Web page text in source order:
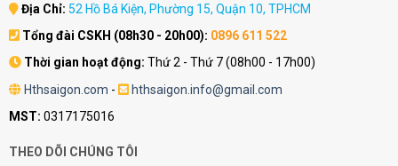
Địa Chỉ: 52 Hồ Bá Kiện, Phường 15, Quận 10, TPHCM
Tổng đài CSKH (08h30 - 20h00): 0896 611 522
Thời gian hoạt động: Thứ 2 - Thứ 7 (08h00 - 17h00)
Hthsaigon.com -
hthsaigon.info@gmail.com
MST: 0317175016
THEO DÕI CHÚNG TÔI